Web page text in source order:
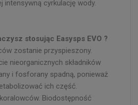
intensywną cyrkulację wody.
stosując Easysps EVO ?
zostanie przyspieszony.
nieorganicznych składników
i fosforany spadną, ponieważ
ich część.
Biodostępność